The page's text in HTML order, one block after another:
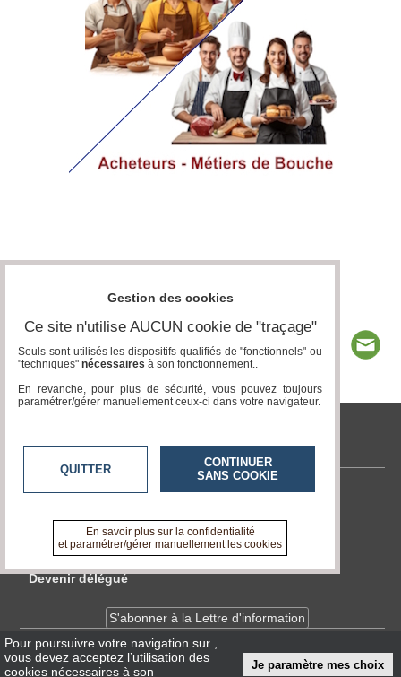
tvlocale.fr
En savoir +
A propos de tvlocale.fr
Devenir délégué
S'abonner à la Lettre d'information
InfosCNIL/RGPD
Pour poursuivre votre navigation sur
vous devez acceptez l’utilisation des
cookies nécessaires à son
Je paramètre mes choix
Gestion des cookies
Ce site n'utilise AUCUN cookie de "traçage"
Seuls sont utilisés les dispositifs qualifiés de "fonctionnels" ou
"techniques" nécessaires à son fonctionnement..
En revanche, pour plus de sécurité, vous pouvez toujours
paramétrer/gérer manuellement ceux-ci dans votre navigateur.
QUITTER
CONTINUER
SANS COOKIE
En savoir plus sur la confidentialité
et paramétrer/gérer manuellement les cookies